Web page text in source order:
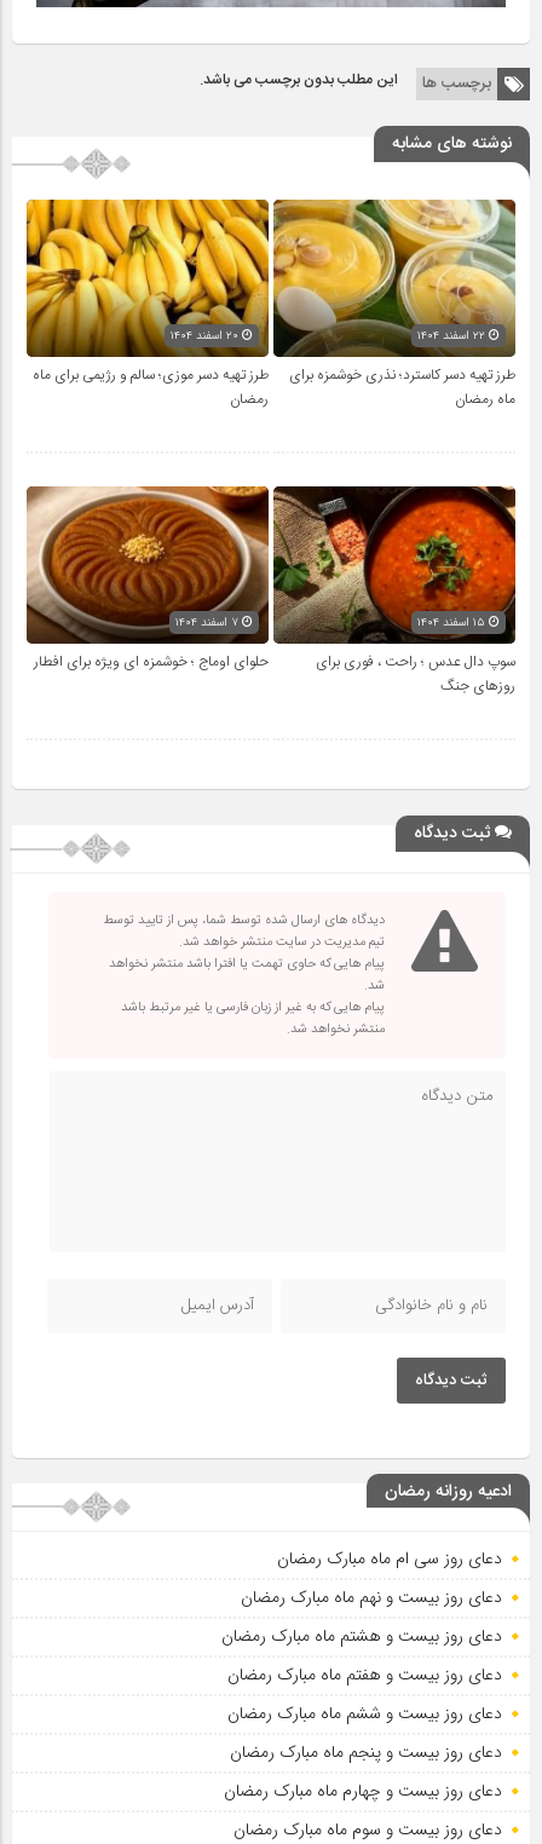
برچسب ها این مطلب بدون برچسب می باشد.
نوشته های مشابه
طرز تهیه دسر کاسترد؛ نذری خوشمزه برای
ماه رمضان
طرز تهیه دسر موزی؛ سالم و رژیمی برای ماه
رمضان
سوپ دال عدس ؛ راحت ، فوری برای
روزهای جنگ
حلوای اوماج ؛ خوشمزه ای ویژه برای افطار
ثبت دیدگاه
دیدگاه های ارسال شده توسط شما، پس از تایید توسط
تیم مدیریت در سایت منتشر خواهد شد.
پیام هایی که حاوی تهمت یا افترا باشد منتشر نخواهد
شد.
پیام هایی که به غیر از زبان فارسی یا غیر مرتبط باشد
منتشر نخواهد شد.
ثبت دیدگاه
ادعیه روزانه رمضان
دعای روز سی ام ماه مبارک رمضان
دعای روز بیست و نهم ماه مبارک رمضان
دعای روز بیست و هشتم ماه مبارک رمضان
دعای روز بیست و هفتم ماه مبارک رمضان
دعای روز بیست و ششم ماه مبارک رمضان
دعای روز بیست و پنجم ماه مبارک رمضان
دعای روز بیست و چهارم ماه مبارک رمضان
دعای روز بیست و سوم ماه مبارک رمضان